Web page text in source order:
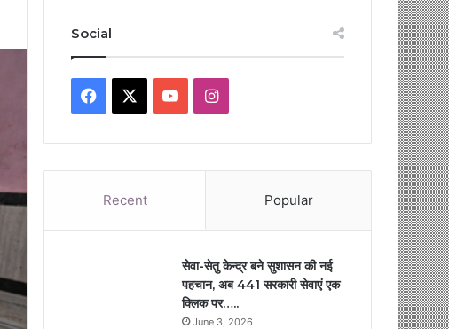
Social
Facebook YouTubeInstagram
Recent Popular
सेवा-सेतु केन्द्र बने सुशासन की नई
पहचान, अब 441 सरकारी सेवाएं एक
क्लिक पर…..
June 3, 2026